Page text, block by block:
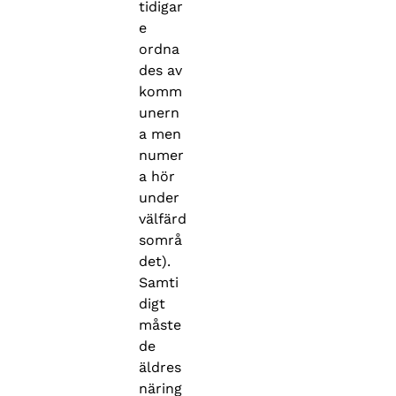
tidigar
e
ordna
des av
komm
unern
a men
numer
a hör
under
välfärd
sområ
det).
Samti
digt
måste
de
äldres
näring